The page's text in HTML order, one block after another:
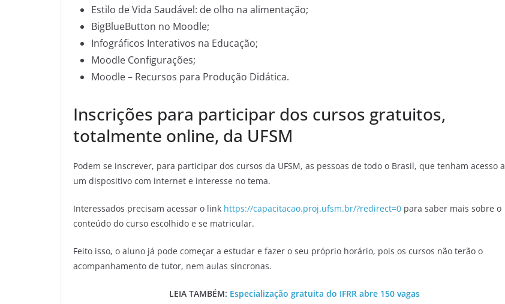
Estilo de Vida Saudável: de olho na alimentação;
BigBlueButton no Moodle;
Infográficos Interativos na Educação;
Moodle Configurações;
Moodle – Recursos para Produção Didática.
Inscrições para participar dos cursos gratuitos,
totalmente online, da UFSM
Podem se inscrever, para participar dos cursos da UFSM, as pessoas de todo o Brasil, que tenham acesso a
um dispositivo com internet e interesse no tema.
Interessados precisam acessar o link https://capacitacao.proj.ufsm.br/?redirect=0 para saber mais sobre o
conteúdo do curso escolhido e se matricular.
Feito isso, o aluno já pode começar a estudar e fazer o seu próprio horário, pois os cursos não terão o
acompanhamento de tutor, nem aulas síncronas.
LEIA TAMBÉM: Especialização gratuita do IFRR abre 150 vagas